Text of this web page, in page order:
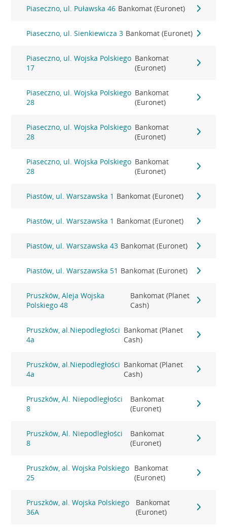
Piaseczno, ul. Puławska 46 Bankomat (Euronet)
Piaseczno, ul. Sienkiewicza 3 Bankomat (Euronet)
Piaseczno, ul. Wojska Polskiego
17
Bankomat
(Euronet)
Piaseczno, ul. Wojska Polskiego
28
Bankomat
(Euronet)
Piaseczno, ul. Wojska Polskiego
28
Bankomat
(Euronet)
Piaseczno, ul. Wojska Polskiego
28
Bankomat
(Euronet)
Piastów, ul. Warszawska 1 Bankomat (Euronet)
Piastów, ul. Warszawska 1 Bankomat (Euronet)
Piastów, ul. Warszawska 43 Bankomat (Euronet)
Piastów, ul. Warszawska 51 Bankomat (Euronet)
Pruszków, Aleja Wojska
Polskiego 48
Bankomat (Planet
Cash)
Pruszków, al.Niepodległości
4a
Bankomat (Planet
Cash)
Pruszków, al.Niepodległości
4a
Bankomat (Planet
Cash)
Pruszków, Al. Niepodległości
8
Bankomat
(Euronet)
Pruszków, Al. Niepodległości
8
Bankomat
(Euronet)
Pruszków, al. Wojska Polskiego
25
Bankomat
(Euronet)
Pruszków, al. Wojska Polskiego
36A
Bankomat
(Euronet)